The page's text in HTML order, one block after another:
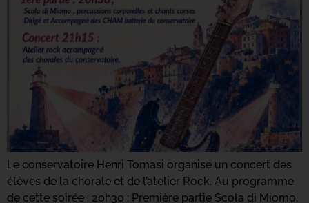
Le conservatoire Henri Tomasi organise un concert des
élèves de la chorale et de l’atelier Rock. Au programme
de cette soirée : 20h30 : Première partie Scola di Miomo,